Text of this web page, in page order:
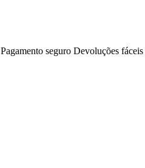
Pagamento seguro Devoluções fáceis